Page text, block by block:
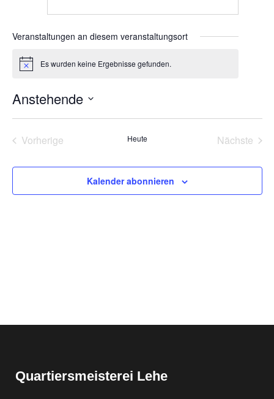
Veranstaltungen an diesem veranstaltungsort
HinweisEs wurden keine Ergebnisse gefunden.
Anstehende
Datum
Vorherige
Heute
Nächste
Kalender abonnieren
Quartiersmeisterei Lehe